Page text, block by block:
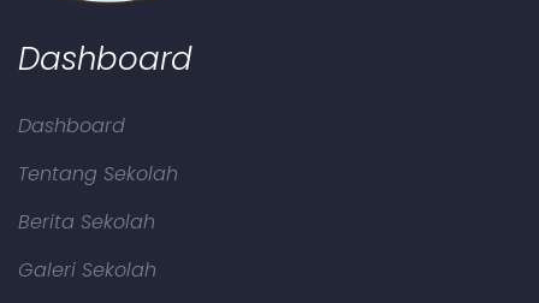
Dashboard
Dashboard
Tentang Sekolah
Berita Sekolah
Galeri Sekolah